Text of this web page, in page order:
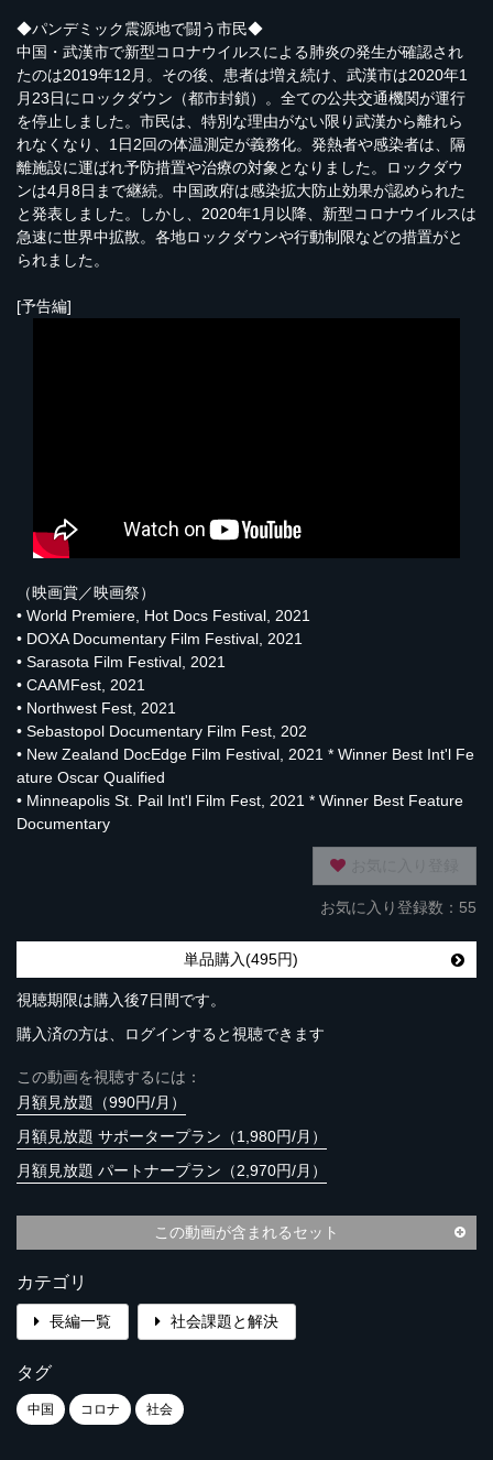
◆パンデミック震源地で闘う市民◆
中国・武漢市で新型コロナウイルスによる肺炎の発生が確認され
たのは2019年12月。その後、患者は増え続け、武漢市は2020年1
月23日にロックダウン（都市封鎖）。全ての公共交通機関が運行
を停止しました。市民は、特別な理由がない限り武漢から離れら
れなくなり、1日2回の体温測定が義務化。発熱者や感染者は、隔
離施設に運ばれ予防措置や治療の対象となりました。ロックダウ
ンは4月8日まで継続。中国政府は感染拡大防止効果が認められた
と発表しました。しかし、2020年1月以降、新型コロナウイルスは
急速に世界中拡散。各地ロックダウンや行動制限などの措置がと
られました。
[予告編]
（映画賞／映画祭）
• World Premiere, Hot Docs Festival, 2021
• DOXA Documentary Film Festival, 2021
• Sarasota Film Festival, 2021
• CAAMFest, 2021
• Northwest Fest, 2021
• Sebastopol Documentary Film Fest, 202
• New Zealand DocEdge Film Festival, 2021 * Winner Best Int'l Fe
ature Oscar Qualified
• Minneapolis St. Pail Int'l Film Fest, 2021 * Winner Best Feature
Documentary
お気に入り登録数：55
単品購入(495円)
視聴期限は購入後7日間です。
購入済の方は、ログインすると視聴できます
この動画を視聴するには：
月額見放題（990円/月）
月額見放題 サポータープラン（1,980円/月）
月額見放題 パートナープラン（2,970円/月）
この動画が含まれるセット
カテゴリ
長編一覧 社会課題と解決
タグ
中国 コロナ 社会